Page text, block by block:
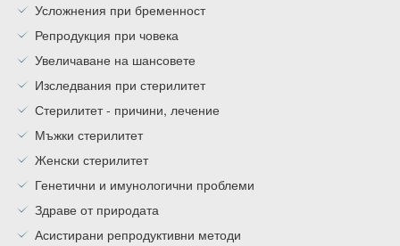
Усложнения при бременност
Репродукция при човека
Увеличаване на шансовете
Изследвания при стерилитет
Стерилитет - причини, лечение
Мъжки стерилитет
Женски стерилитет
Генетични и имунологични проблеми
Здраве от природата
Асистирани репродуктивни методи